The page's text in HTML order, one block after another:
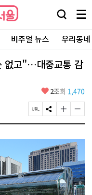
검
창
열
기
메
뉴
전
체
보
기
비주얼 뉴스 우리동
없고"…대중교통 감
좋
요
2조회 1,470
페
이
U
L
복
사
S
N
공
유
하
기
글
자
기
크
게
변
경
하
기
글
자
기
작
게
변
경
하
기